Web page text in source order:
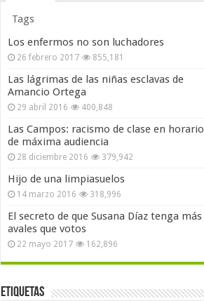
Tags
Los enfermos no son luchadores
26 febrero 2017 855,181
Las lágrimas de las niñas esclavas de
Amancio Ortega
29 abril 2016 400,848
Las Campos: racismo de clase en horario
de máxima audiencia
28 diciembre 2016 379,942
Hijo de una limpiasuelos
14 marzo 2016 318,996
El secreto de que Susana Díaz tenga más
avales que votos
22 mayo 2017 162,896
Etiquetas